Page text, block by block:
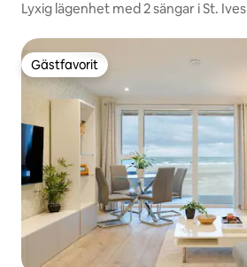
Lyxig lägenhet med 2 sängar i St. Ives
Gästfavorit
Gästfavorit